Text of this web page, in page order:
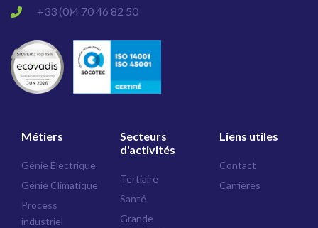
+33 (0)4 70 46 82 50
Métiers
Génie Électrique
Génie Climatique
Process
industriel
Secteurs
d'activités
Tertiaire
Santé
Grande
Liens utiles
Contact
Carrières